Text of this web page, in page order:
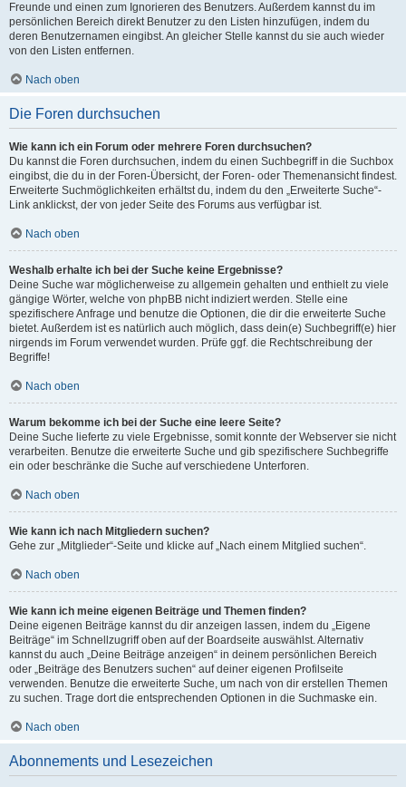
Freunde und einen zum Ignorieren des Benutzers. Außerdem kannst du im
persönlichen Bereich direkt Benutzer zu den Listen hinzufügen, indem du
deren Benutzernamen eingibst. An gleicher Stelle kannst du sie auch wieder
von den Listen entfernen.
Nach oben
Die Foren durchsuchen
Wie kann ich ein Forum oder mehrere Foren durchsuchen?
Du kannst die Foren durchsuchen, indem du einen Suchbegriff in die Suchbox
eingibst, die du in der Foren-Übersicht, der Foren- oder Themenansicht findest.
Erweiterte Suchmöglichkeiten erhältst du, indem du den „Erweiterte Suche“-
Link anklickst, der von jeder Seite des Forums aus verfügbar ist.
Nach oben
Weshalb erhalte ich bei der Suche keine Ergebnisse?
Deine Suche war möglicherweise zu allgemein gehalten und enthielt zu viele
gängige Wörter, welche von phpBB nicht indiziert werden. Stelle eine
spezifischere Anfrage und benutze die Optionen, die dir die erweiterte Suche
bietet. Außerdem ist es natürlich auch möglich, dass dein(e) Suchbegriff(e) hier
nirgends im Forum verwendet wurden. Prüfe ggf. die Rechtschreibung der
Begriffe!
Nach oben
Warum bekomme ich bei der Suche eine leere Seite?
Deine Suche lieferte zu viele Ergebnisse, somit konnte der Webserver sie nicht
verarbeiten. Benutze die erweiterte Suche und gib spezifischere Suchbegriffe
ein oder beschränke die Suche auf verschiedene Unterforen.
Nach oben
Wie kann ich nach Mitgliedern suchen?
Gehe zur „Mitglieder“-Seite und klicke auf „Nach einem Mitglied suchen“.
Nach oben
Wie kann ich meine eigenen Beiträge und Themen finden?
Deine eigenen Beiträge kannst du dir anzeigen lassen, indem du „Eigene
Beiträge“ im Schnellzugriff oben auf der Boardseite auswählst. Alternativ
kannst du auch „Deine Beiträge anzeigen“ in deinem persönlichen Bereich
oder „Beiträge des Benutzers suchen“ auf deiner eigenen Profilseite
verwenden. Benutze die erweiterte Suche, um nach von dir erstellen Themen
zu suchen. Trage dort die entsprechenden Optionen in die Suchmaske ein.
Nach oben
Abonnements und Lesezeichen